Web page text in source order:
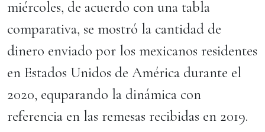
miércoles, de acuerdo con una tabla
comparativa, se mostró la cantidad de
dinero enviado por los mexicanos residentes
en Estados Unidos de América durante el
2020, equparando la dinámica con
referencia en las remesas recibidas en 2019.